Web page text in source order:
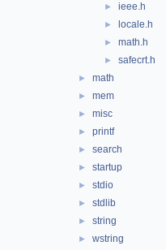
► ieee.h
► locale.h
► math.h
► safecrt.h
► math
► mem
► misc
► printf
► search
► startup
► stdio
► stdlib
► string
► wstring